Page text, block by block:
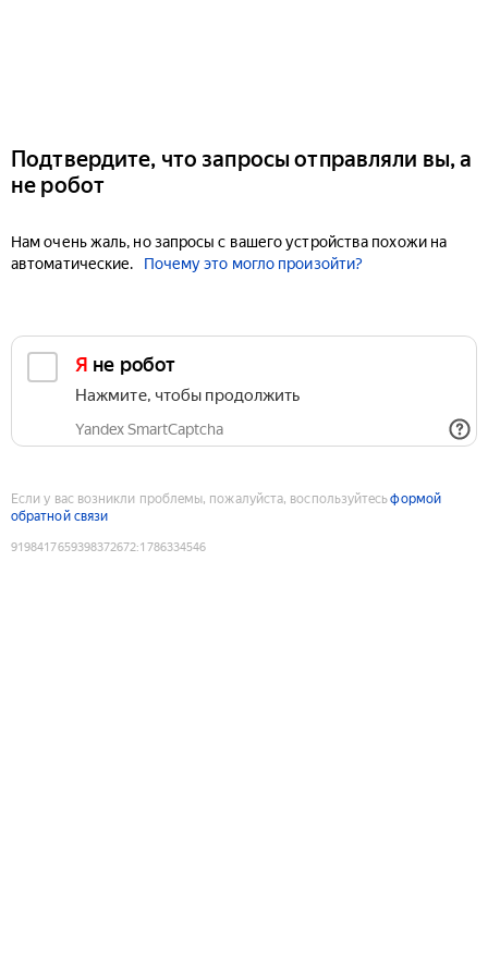
Подтвердите, что запросы отправляли вы, а
не робот
Нам очень жаль, но запросы с вашего устройства похожи на
автоматические.
Почему это могло произойти?
Я не робот
Нажмите, чтобы продолжить
Yandex SmartCaptcha
Если у вас возникли проблемы, пожалуйста, воспользуйтесьформой
обратной связи
9198417659398372672:1786334546